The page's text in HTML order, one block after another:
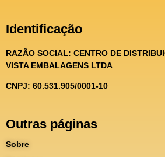
Identificação
RAZÃO SOCIAL: CENTRO DE
VISTA EMBALAGENS LTDA
CNPJ: 60.531.905/0001-10
Outras páginas
Sobre